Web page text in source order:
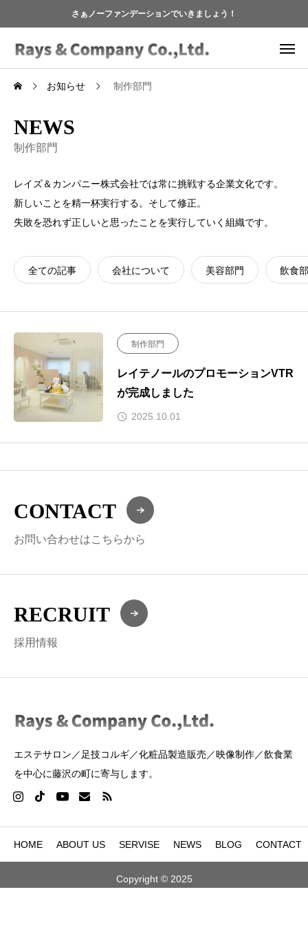
さぁノーファンデーションでいきましょう！
お知らせ 制作部門
NEWS
制作部門
レイズ＆カンパニー株式会社では常に挑戦する企業文化です。
新しいことを精一杯実行する。そして修正。
失敗を恐れず正しいと思ったことを実行していく組織です。
全ての記事 会社について 美容部門 飲食
制作部門
レイテノールのプロモーションVTR
が完成しました
2025.10.01
CONTACT
お問い合わせはこちらから
RECRUIT
採用情報
エステサロン／足技コルギ／化粧品製造販売／映像制作／飲食業
を中心に藤沢の町に寄与します。
HOME ABOUT US SERVISE NEWS BLOG CONTACT
Copyright © 2025
 
シェア